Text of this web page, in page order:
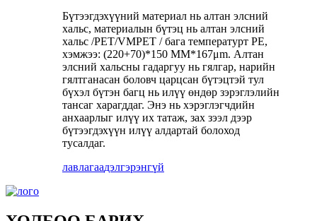
Бүтээгдэхүүний материал нь алтан элсний
хальс, материалын бүтэц нь алтан элсний
хальс /PET/VMPET / бага температурт PE,
хэмжээ: (220+70)*150 MM*167μm. Алтан
элсний хальсны гадаргуу нь гялгар, нарийн
гялтганасан боловч царцсан бүтэцтэй тул
бүхэл бүтэн багц нь илүү өндөр зэрэглэлийн
тансаг харагддаг. Энэ нь хэрэглэгчдийн
анхаарлыг илүү их татаж, зах зээл дээр
бүтээгдэхүүн илүү алдартай болоход
тусалдаг.
лавлагаадэлгэрэнгүй